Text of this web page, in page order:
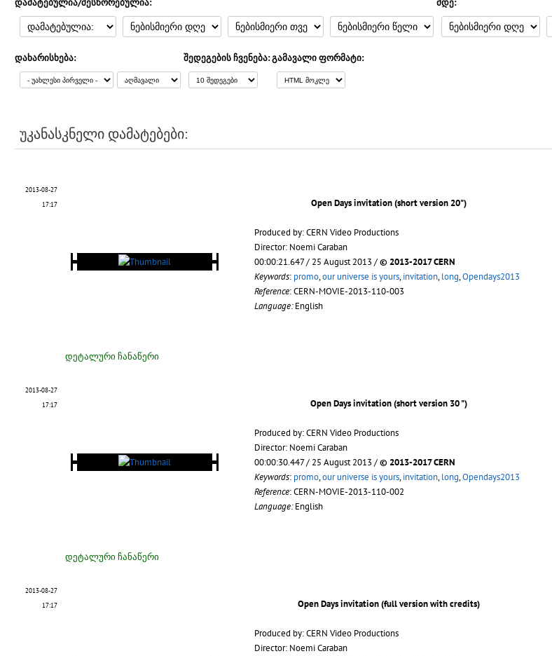
დამატებულია/შესწორებულია: მდე:
დახარისხება: შედეგების ჩვენება:გამავალი ფორმატი:
უკანასკნელი დამატებები:
2013-08-27
17:17
Open Days invitation (short version 20")
Produced by: CERN Video Productions
Director: Noemi Caraban
00:00:21.647 / 25 August 2013 /© 2013-2017 CERN
Keywords: promo,our universe is yours,invitation,long,Opendays2013
Reference: CERN-MOVIE-2013-110-003
Language:English
დეტალური ჩანაწერი
2013-08-27
17:17
Open Days invitation (short version 30 ")
Produced by: CERN Video Productions
Director: Noemi Caraban
00:00:30.447 / 25 August 2013 /© 2013-2017 CERN
Keywords: promo,our universe is yours,invitation,long,Opendays2013
Reference: CERN-MOVIE-2013-110-002
Language:English
დეტალური ჩანაწერი
2013-08-27
17:17
Open Days invitation (full version with credits)
Produced by: CERN Video Productions
Director: Noemi Caraban